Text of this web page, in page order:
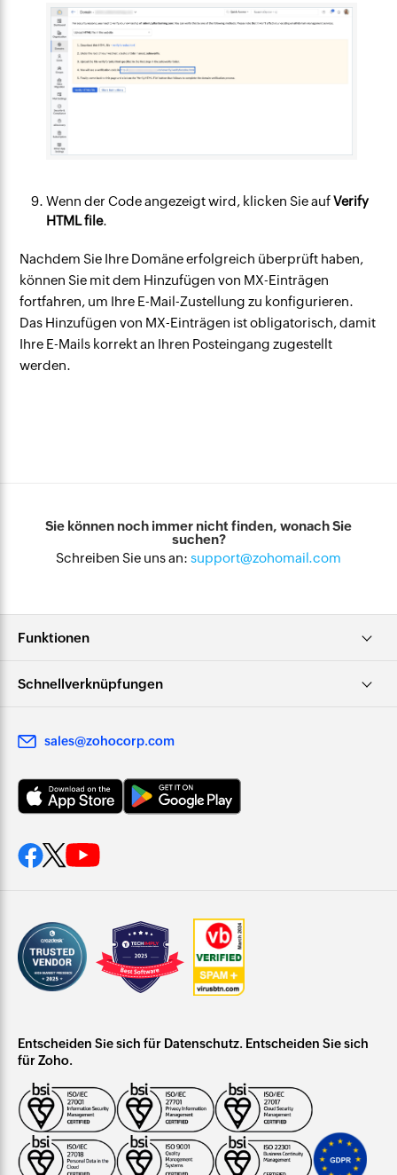
Wenn der Code angezeigt wird, klicken Sie aufVerify
HTML file.
Nachdem Sie Ihre Domäne erfolgreich überprüft haben,
können Sie mit dem Hinzufügen von MX-Einträgen
fortfahren, um Ihre E-Mail-Zustellung zu konfigurieren.
Das Hinzufügen von MX-Einträgen ist obligatorisch, damit
Ihre E-Mails korrekt an Ihren Posteingang zugestellt
werden.
Sie können noch immer nicht finden, wonach Sie
suchen?
Schreiben Sie uns an: support@zohomail.com
Funktionen
Schnellverknüpfungen
sales@zohocorp.com
Entscheiden Sie sich für Datenschutz. Entscheiden Sie sich
für Zoho.